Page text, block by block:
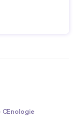
- Œnologie